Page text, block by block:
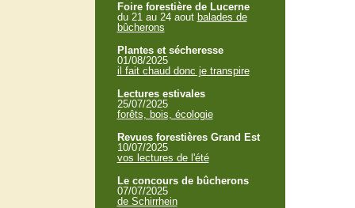
Foire forestière de Lucerne
du 21 au 24 aout balades de
bûcherons
Plantes et sécheresse
01/08/2025
il fait chaud donc je transpire
Lectures estivales
25/07/2025
forêts, bois, écologie
Revues forestières Grand Est
10/07/2025
vos lectures de l'été
Le concours de bûcherons
07/07/2025
de Schirrhein